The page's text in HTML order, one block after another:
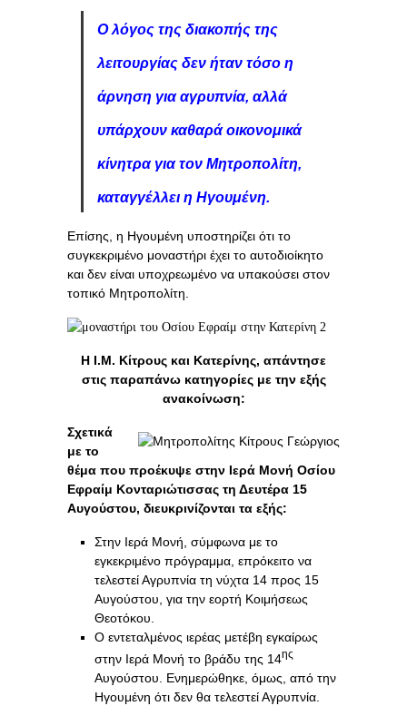
Ο λόγος της διακοπής της
λειτουργίας δεν ήταν τόσο η
άρνηση για αγρυπνία, αλλά
υπάρχουν καθαρά οικονομικά
κίνητρα για τον Μητροπολίτη,
καταγγέλλει η Ηγουμένη.
Επίσης, η Ηγουμένη υποστηρίζει ότι το
συγκεκριμένο μοναστήρι έχει το αυτοδιοίκητο
και δεν είναι υποχρεωμένο να υπακούσει στον
τοπικό Μητροπολίτη.
Η Ι.Μ. Κίτρους και Κατερίνης, απάντησε
στις παραπάνω κατηγορίες με την εξής
ανακοίνωση:
Σχετικά
με το
θέμα που προέκυψε στην Ιερά Μονή Οσίου
Εφραίμ Κονταριώτισσας τη Δευτέρα 15
Αυγούστου, διευκρινίζονται τα εξής:
Στην Ιερά Μονή, σύμφωνα με το
εγκεκριμένο πρόγραμμα, επρόκειτο να
τελεστεί Αγρυπνία τη νύχτα 14 προς 15
Αυγούστου, για την εορτή Κοιμήσεως
Θεοτόκου.
Ο εντεταλμένος ιερέας μετέβη εγκαίρως
στην Ιερά Μονή το βράδυ της 14ης
Αυγούστου. Ενημερώθηκε, όμως, από την
Ηγουμένη ότι δεν θα τελεστεί Αγρυπνία.